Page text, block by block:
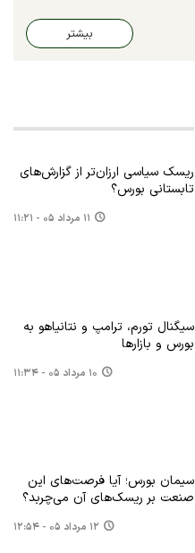
بیشتر
ریسک سیاسی ارزان‌تر از گزارش‌های
تابستانی بورس؟
۱۱ مرداد ۰۵ - ۱۱:۲۱
سیگنال تورم، ترامپ و نتانیاهو به
بورس و بازارها
۱۰ مرداد ۰۵ - ۱۱:۳۴
سیمان بورس؛ آیا فرصت‌های این
صنعت بر ریسک‌های آن می‌چربد؟
۱۲ مرداد ۰۵ - ۱۲:۵۴